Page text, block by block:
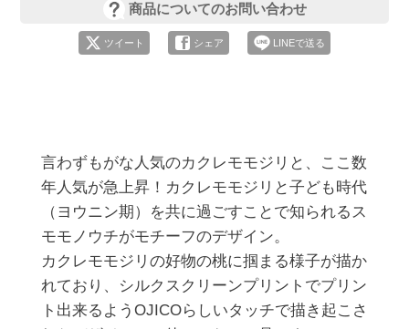
商品についてのお問い合わせ
ツイート シェア LINEで送る
言わずもがな人気のカクレモモジリと、ここ数
年人気が急上昇！カクレモモジリと子ども時代
（ヨウニン期）を共に過ごすことで知られるス
モモノウチがモチーフのデザイン。
カクレモモジリの好物の桃に掴まる様子が描か
れており、シルクスクリーンプリントでプリン
ト出来るようOJICOらしいタッチで描き起こさ